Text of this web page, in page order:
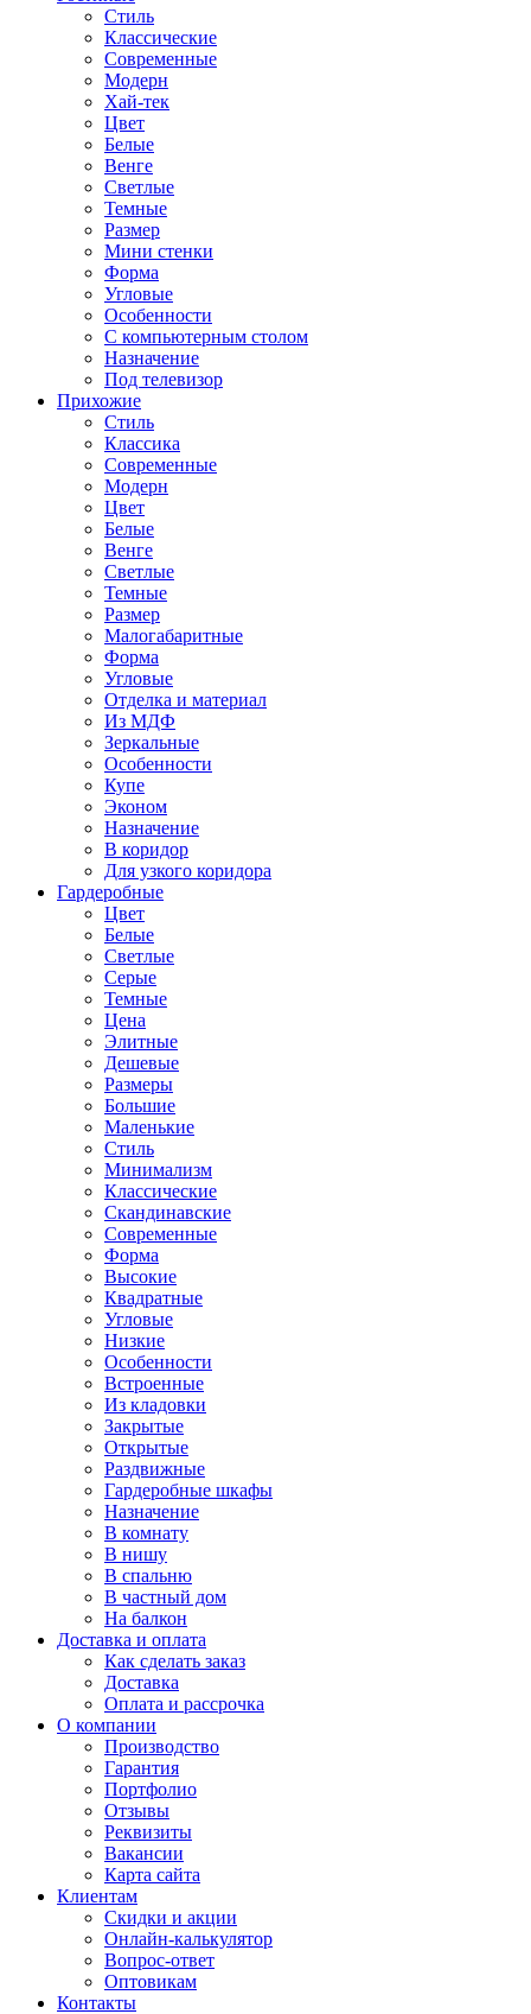
Стиль
Классические
Современные
Модерн
Хай-тек
Цвет
Белые
Венге
Светлые
Темные
Размер
Мини стенки
Форма
Угловые
Особенности
С компьютерным столом
Назначение
Под телевизор
Прихожие
Стиль
Классика
Современные
Модерн
Цвет
Белые
Венге
Светлые
Темные
Размер
Малогабаритные
Форма
Угловые
Отделка и материал
Из МДФ
Зеркальные
Особенности
Купе
Эконом
Назначение
В коридор
Для узкого коридора
Гардеробные
Цвет
Белые
Светлые
Серые
Темные
Цена
Элитные
Дешевые
Размеры
Большие
Маленькие
Стиль
Минимализм
Классические
Скандинавские
Современные
Форма
Высокие
Квадратные
Угловые
Низкие
Особенности
Встроенные
Из кладовки
Закрытые
Открытые
Раздвижные
Гардеробные шкафы
Назначение
В комнату
В нишу
В спальню
В частный дом
На балкон
Доставка и оплата
Как сделать заказ
Доставка
Оплата и рассрочка
О компании
Производство
Гарантия
Портфолио
Отзывы
Реквизиты
Вакансии
Карта сайта
Клиентам
Скидки и акции
Онлайн-калькулятор
Вопрос-ответ
Оптовикам
Контакты